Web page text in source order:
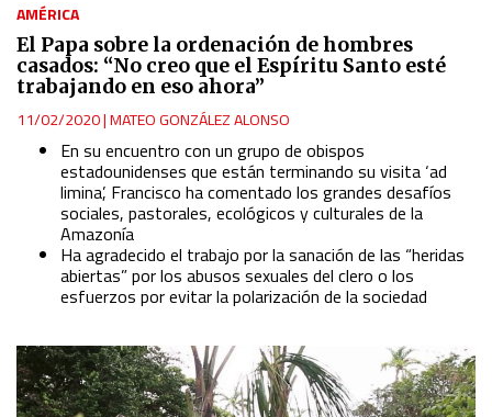
AMÉRICA
El Papa sobre la ordenación de hombres
casados: “No creo que el Espíritu Santo esté
trabajando en eso ahora”
11/02/2020|MATEO GONZÁLEZ ALONSO
En su encuentro con un grupo de obispos
estadounidenses que están terminando su visita ‘ad
limina’, Francisco ha comentado los grandes desafíos
sociales, pastorales, ecológicos y culturales de la
Amazonía
Ha agradecido el trabajo porla sanación de las “heridas
abiertas” por los abusos sexuales del clero o los
esfuerzos por evitar la polarización de la sociedad